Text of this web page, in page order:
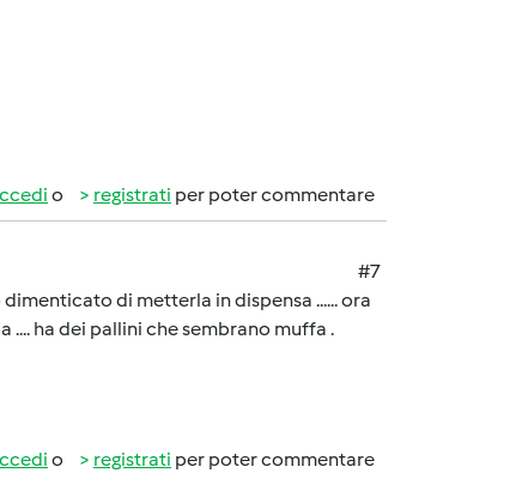
o registrati per poter commentare
#7
di metterla in dispensa ...... ora
.... ha dei pallini che sembrano muffa .
o registrati per poter commentare